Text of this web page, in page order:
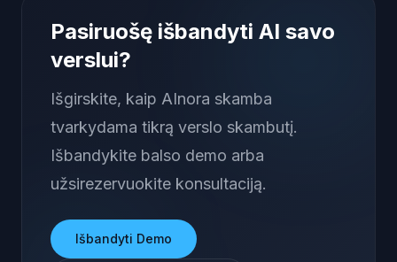
Pasiruošę išbandyti AI savo
verslui?
Išgirskite, kaip AInora skamba
tvarkydama tikrą verslo skambutį.
Išbandykite balso demo arba
užsirezervuokite konsultaciją.
Išbandyti Demo